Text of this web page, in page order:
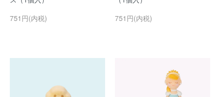
751円(内税)
751円(内税)